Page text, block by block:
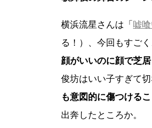
横浜流星さんは「 嘘
る！）、今回もすごく
顔がいいのに顔で芝
俊坊はいい子すぎて
も意図的に傷つける
出奔したところか。